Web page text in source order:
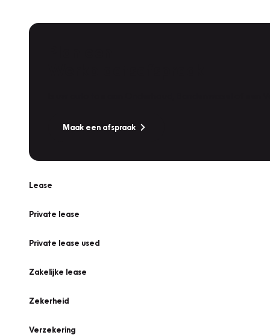
Maak een afspraak
Lease
Private lease
Private lease used
Zakelijke lease
Zekerheid
Verzekering